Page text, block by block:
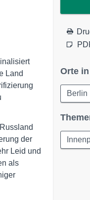
Land
der
Leid und
als
Orte
Berlin